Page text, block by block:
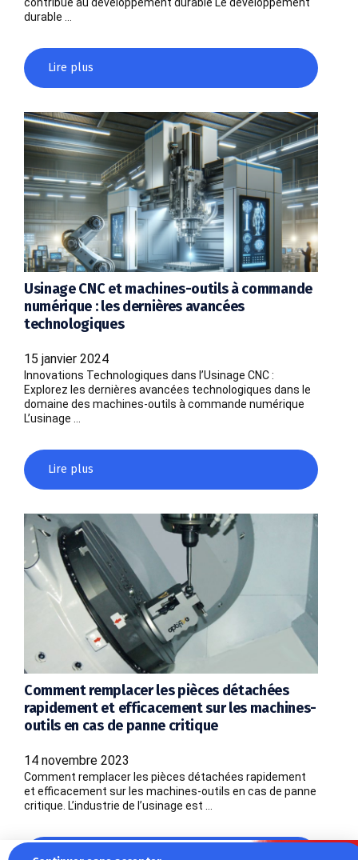
durable …
Lire plus
Usinage CNC et machines-outils à commande
numérique : les dernières avancées
technologiques
15 janvier 2024
Innovations Technologiques dans l’Usinage CNC :
Explorez les dernières avancées technologiques dans le
domaine des machines-outils à commande numérique
L’usinage …
Lire plus
Comment remplacer les pièces détachées
rapidement et efficacement sur les machines-
outils en cas de panne critique
14 novembre 2023
Comment remplacer les pièces détachées rapidement
et efficacement sur les machines-outils en cas de panne
critique. L’industrie de l’usinage est …
Lire plus